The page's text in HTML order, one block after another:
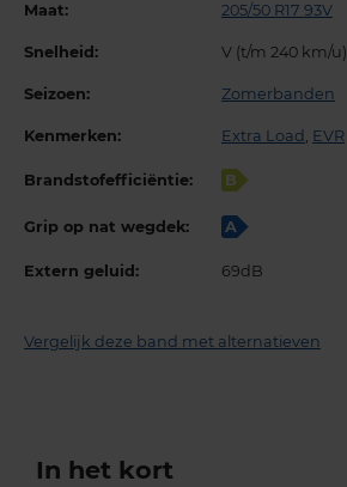
Maat: 205/50 R17 93V
Snelheid: V (t/m 240 km/u)
Seizoen: Zomerbanden
Kenmerken: Extra Load , EVR
Brandstofefficiëntie: B
Grip op nat wegdek: A
Extern geluid: 69dB
Vergelijk deze band met alternatieven
In het kort